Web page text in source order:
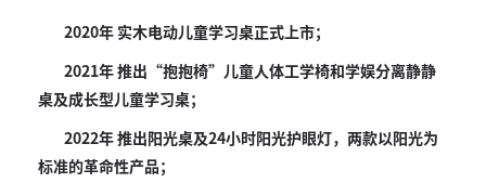
2020年 实木电动儿童学习桌正式上市；
2021年 推出“抱抱椅”儿童人体工学椅和学娱分离静静
桌及成长型儿童学习桌；
2022年 推出阳光桌及24小时阳光护眼灯，两款以阳光为
标准的革命性产品；